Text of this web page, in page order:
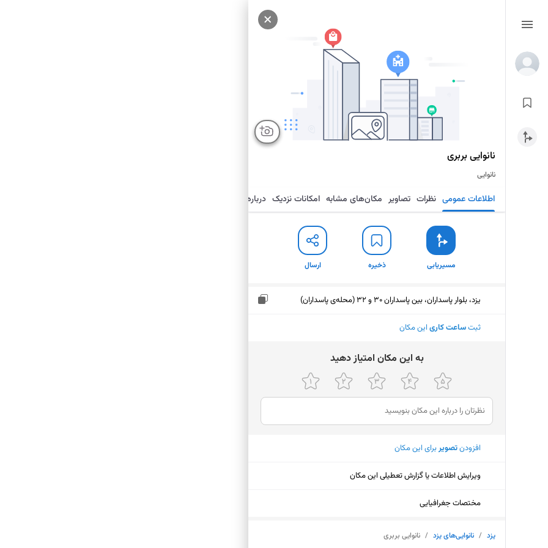
نانوایی بربری
نانوایی
اطلاعات عمومی نظرات تصاویر مکان‌های مشابه امکانات نزدیک درباره
مسیریابی ذخیره ارسال
یزد، بلوار پاسداران، بین پاسداران 30 و 32 (محله‌ی پاسداران)
ثبتساعت کاری این مکان
ﺑﻪ اﯾﻦ ﻣﮑﺎن اﻣﺘﯿﺎز دﻫﯿﺪ
افزودنتصویربرای این مکان
ویرایش اطلاعات یا گزارش تعطیلی این مکان
مختصات جغرافیایی
یزد / نانوایی‌های یزد / نانوایی بربری